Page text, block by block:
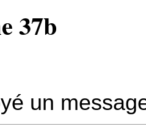
37b
un